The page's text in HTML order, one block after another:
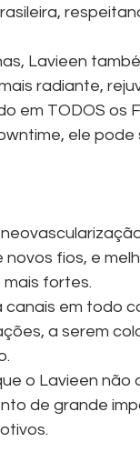
Lavieen
radiante,
em TODOS os
ele
fios, e
fortes.
canais em todo
a serem
o Lavieen
de grande